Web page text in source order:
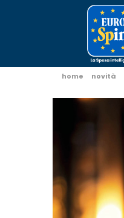
home novità